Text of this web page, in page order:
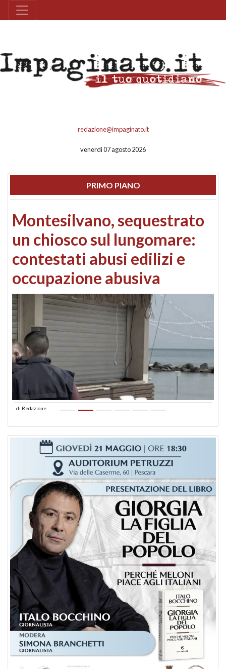
redazione@impaginato.it
venerdì 07 agosto 2026
PRIMO PIANO
Montesilvano, sequestrato
un chiosco sul lungomare:
contestati abusi edilizi e
occupazione abusiva
di Redazione